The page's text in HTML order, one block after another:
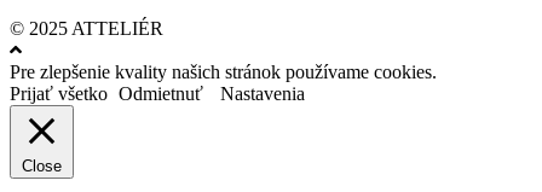
© 2025 ATTELIÉR
Pre zlepšenie kvality našich stránok používame cookies.
Prijať všetko Odmietnuť Nastavenia
Close